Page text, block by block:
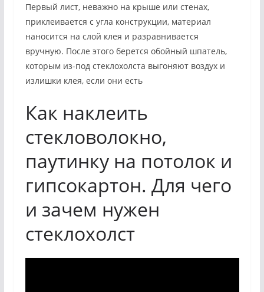
Первый лист, неважно на крыше или стенах,
приклеивается с угла конструкции, материал
наносится на слой клея и разравнивается
вручную. После этого берется обойный шпатель,
которым из-под стеклохолста выгоняют воздух и
излишки клея, если они есть
Как наклеить
стекловолокно,
паутинку на потолок и
гипсокартон. Для чего
и зачем нужен
стеклохолст